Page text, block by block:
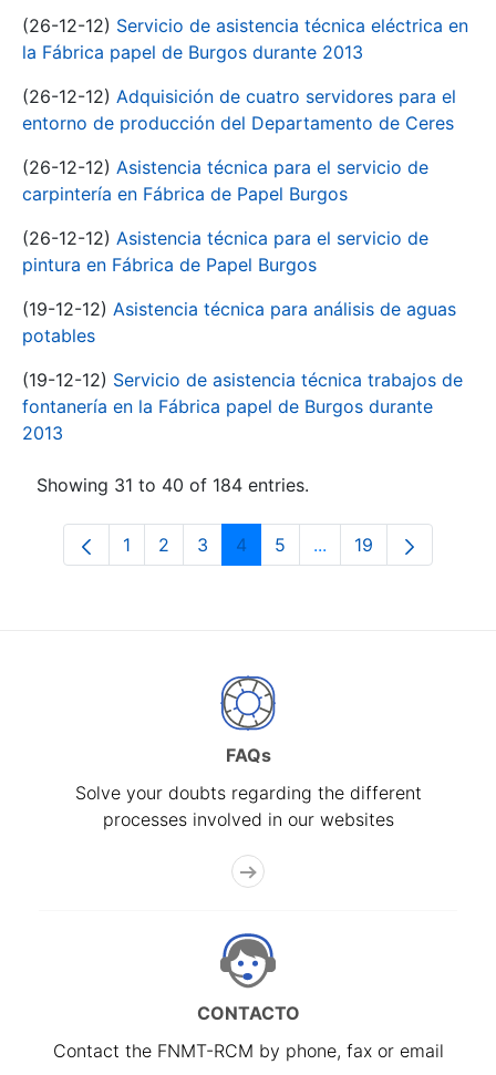
(26-12-12) Servicio de asistencia técnica eléctrica en
la Fábrica papel de Burgos durante 2013
(26-12-12) Adquisición de cuatro servidores para el
entorno de producción del Departamento de Ceres
(26-12-12) Asistencia técnica para el servicio de
carpintería en Fábrica de Papel Burgos
(26-12-12) Asistencia técnica para el servicio de
pintura en Fábrica de Papel Burgos
(19-12-12) Asistencia técnica para análisis de aguas
potables
(19-12-12) Servicio de asistencia técnica trabajos de
fontanería en la Fábrica papel de Burgos durante
2013
Showing 31 to 40 of 184 entries.
Page
1 Page
2 Page
3 Page
4 Page
5 ...Intermediate Pages
Page
19
FAQs
Solve your doubts regarding the different
processes involved in our websites
CONTACTO
Contact the FNMT-RCM by phone, fax or email